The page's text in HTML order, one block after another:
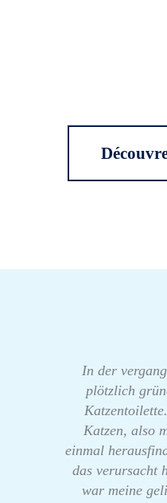
In der
plötzlich
Katzen, also
einmal
das verursacht
war meine